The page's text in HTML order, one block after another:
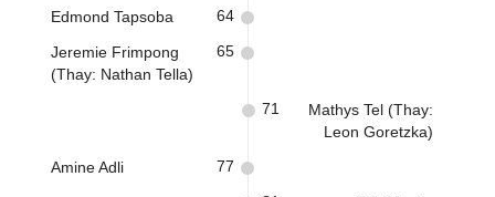
Edmond Tapsoba 64
Jeremie Frimpong
(Thay: Nathan Tella)
65
Mathys Tel (Thay:
Leon Goretzka)
71
Amine Adli 77